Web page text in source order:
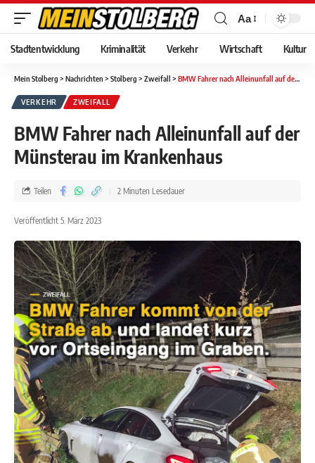
Aa
Stadtentwicklung Kriminalität Verkehr Wirtschaft Kultur
Mein Stolberg > Nachrichten > Stolberg > Zweifall > BMW Fahrer nach Alleinunfall auf der Münsterau im Krankenhaus
VERKEHR ZWEIFALL
BMW Fahrer nach Alleinunfall auf der
Münsterau im Krankenhaus
Veröffentlicht 5. März 2023
Teilen 2 Minuten Lesedauer